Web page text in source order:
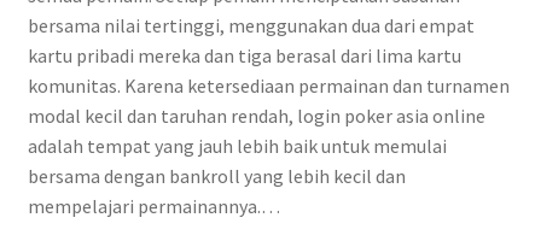
bersama nilai tertinggi, menggunakan dua dari empat
kartu pribadi mereka dan tiga berasal dari lima kartu
komunitas. Karena ketersediaan permainan dan turnamen
modal kecil dan taruhan rendah, login poker asia online
adalah tempat yang jauh lebih baik untuk memulai
bersama dengan bankroll yang lebih kecil dan
mempelajari permainannya.…